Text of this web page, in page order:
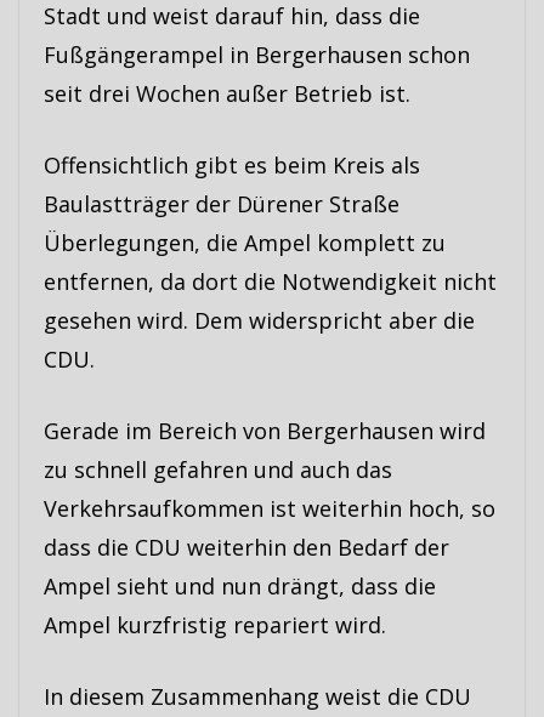
Stadt und weist darauf hin, dass die
Fußgängerampel in Bergerhausen schon
seit drei Wochen außer Betrieb ist.
Offensichtlich gibt es beim Kreis als
Baulastträger der Dürener Straße
Überlegungen, die Ampel komplett zu
entfernen, da dort die Notwendigkeit nicht
gesehen wird. Dem widerspricht aber die
CDU.
Gerade im Bereich von Bergerhausen wird
zu schnell gefahren und auch das
Verkehrsaufkommen ist weiterhin hoch, so
dass die CDU weiterhin den Bedarf der
Ampel sieht und nun drängt, dass die
Ampel kurzfristig repariert wird.
In diesem Zusammenhang weist die CDU